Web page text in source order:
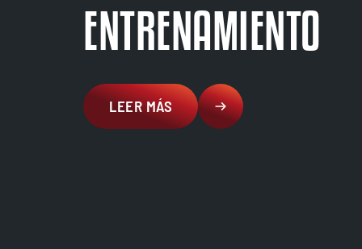
ENTRENAMIENTO
LEER MÁS